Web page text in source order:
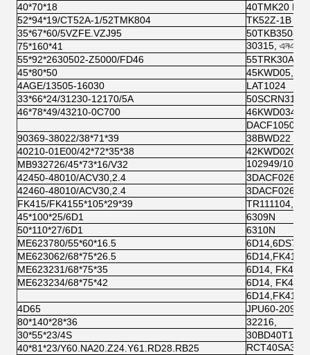
40*70*18
40TMK20
52*94*19/CT52A-1/52TMK804
TK52Z-1B
35*67*60/5VZFE.VZJ95
50TKB3508
75*160*41
30315, এনএসকে
55*92*2630502-Z5000/FD46
55TRK30A
45*80*50
45KWD05,
4AGE/13505-16030
LAT1024
33*66*24/31230-12170/5A
50SCRN31P
46*78*49/43210-0C700
46KWD034T-
DACF1050B
90369-38022/38*71*39
38BWD22 cn-
40210-01E00/42*72*35*38
42KWD02CN-
MB932726/45*73*16/V32
102949/10CN-
42450-48010/ACV30,2.4
3DACF026F-
42460-48010/ACV30,2.4
3DACF026F-
FK415/FK4155*105*29*39
TR111104,
45*100*25/6D1
6309N
50*110*27/6D1
6310N
ME623780/55*60*16.5
6D14,6DS7
ME623062/68*75*26.5
6D14,FK415/
ME623231/68*75*35
6D14, FK415/
ME623234/68*75*42
6D14, FK415/
6D14,FK415/
4D65
JPU60-
80*140*28*36
32216,
30*55*23/4S
40*81*23/Y60.NA20.Z24.Y61.RD28.RB25
RCT40SA3